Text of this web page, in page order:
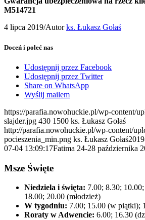
M514721
4 lipca 2019/Autorks. Łukasz Gołaś
Doceń i poleć nas
Udostępnij przez Facebook
Udostępnij przez Twitter
Share on WhatsApp
Wyślij mailem
https://parafia.nowohuckie.pl/wp-content/
slajder.jpg 430 1500 ks. Łukasz Gołaś
http://parafia.nowohuckie.pl/wp-content/
pocieszenia_min.png ks. Łukasz Gołaś
07-04 13:09:17Fatima 24-28 października
Msze Święte
Niedziela i święta: 7.00; 8.30;
18.00; 20.00 (młodzież)
W tygodniu: 7.00; 15.00 (w piątki);
Roraty w Adwencie: 6.00; 16.30